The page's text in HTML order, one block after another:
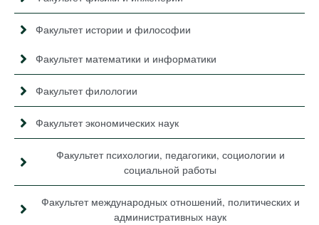
Факультет истории и философии
Факультет математики и информатики
Факультет филологии
Факультет экономических наук
Факультет психологии, педагогики, социологии и
социальной работы
Факультет международных отношений, политических и
административных наук